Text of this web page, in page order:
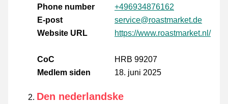
Phone number
+496934876162
E-post
service@roastmarket.de
Website URL
https://www.roastmarket.nl/
CoC
HRB 99207
Medlem siden
18. juni 2025
Den nederlandske